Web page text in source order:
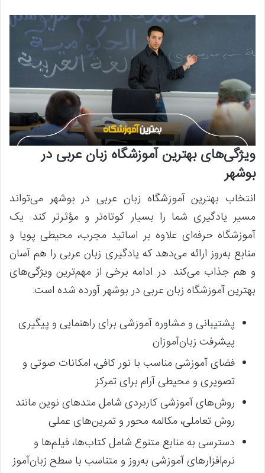
ویژگی‌های بهترین آموزشگاه زبان عربی در
بوشهر
انتخاب بهترین آموزشگاه زبان عربی در بوشهر می‌تواند
مسیر یادگیری شما را بسیار کوتاه‌تر و مؤثرتر کند. یک
آموزشگاه حرفه‌ای علاوه بر اساتید مجرب، محیطی پویا و
منابع به‌روز ارائه می‌دهد که یادگیری زبان عربی را هم آسان
و هم جذاب می‌کند. در ادامه برخی از مهم‌ترین ویژگی‌های
بهترین آموزشگاه زبان عربی در بوشهر آورده شده است:
پشتیبانی و مشاوره آموزشی برای راهنمایی و پیگیری
پیشرفت زبان‌آموزان
فضای آموزشی مناسب با نور کافی، امکانات صوتی و
تصویری و محیطی آرام برای تمرکز
روش‌های آموزشی کاربردی شامل متدهای نوین مانند
روش تعاملی، مکالمه محور و تمرین‌های عملی
دسترسی به منابع متنوع شامل کتاب‌ها، فیلم‌ها و
نرم‌افزارهای آموزشی به‌روز و متناسب با سطح زبان‌آموز